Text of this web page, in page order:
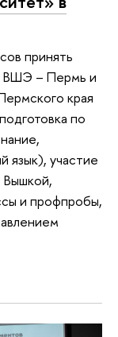
принять
ВШЭ – Пермь и
края
по
язык), участие
Вышкой,
и профпробы,